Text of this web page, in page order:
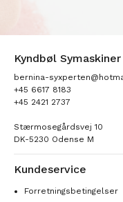
Kyndbøl
bernina-
+45 6617 8183
+45 2421 2737
Stærmosegårdsvej 10
DK-5230 Odense M
Kundeservice
Forretningsbetingelser